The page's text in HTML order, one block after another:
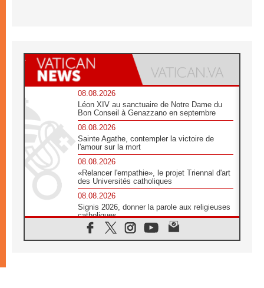
08.08.2026
Léon XIV au sanctuaire de Notre Dame du
Bon Conseil à Genazzano en septembre
08.08.2026
Sainte Agathe, contempler la victoire de
l'amour sur la mort
08.08.2026
«Relancer l'empathie», le projet Triennal d'art
des Universités catholiques
08.08.2026
Signis 2026, donner la parole aux religieuses
catholiques
08.08.2026
Au Bangladesh, l'Église accompagne les